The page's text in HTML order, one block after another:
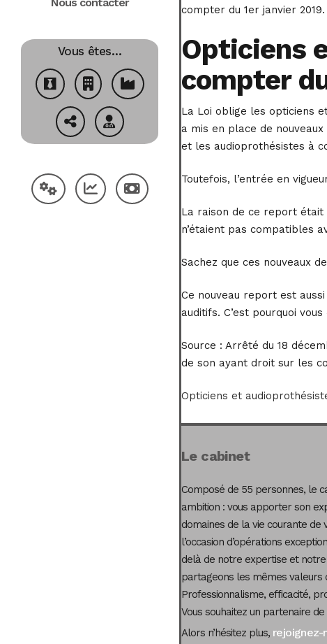
Vous êtes…
compter du 1er janvier
Opticiens
compter
La Loi oblige les opticiens
a mis en place de
et les audioprothésistes à
Toutefois, l’entrée en
La raison de ce report était
n’étaient pas compatibles
Sachez que ces nouveaux
Ce nouveau report est
auditifs. C’est pourquoi
Source : Arrêté du 18
de son ayant droit sur les
Opticiens et
Le cabinet
Composé de 55 personnes, le
ambition : vous apporter son
domaines de la vie courante de
l’occasion d’opérations
delà de notre expertise et notre
partageons les mêmes valeurs
Professionnalisme, efficacité,
Vous souhaitez un partenaire
Alors n’hésitez plus, rejoignez-